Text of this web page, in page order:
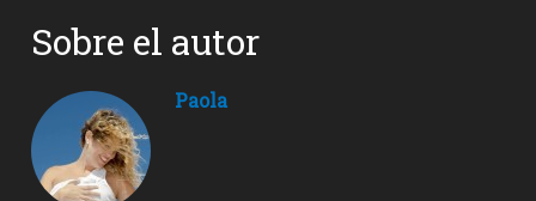
Sobre el autor
Paola